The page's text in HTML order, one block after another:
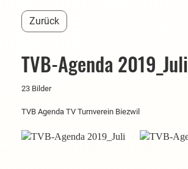
Zurück
TVB-Agenda 2019_Juli
23 Bilder
TVB Agenda TV Turnverein Biezwil